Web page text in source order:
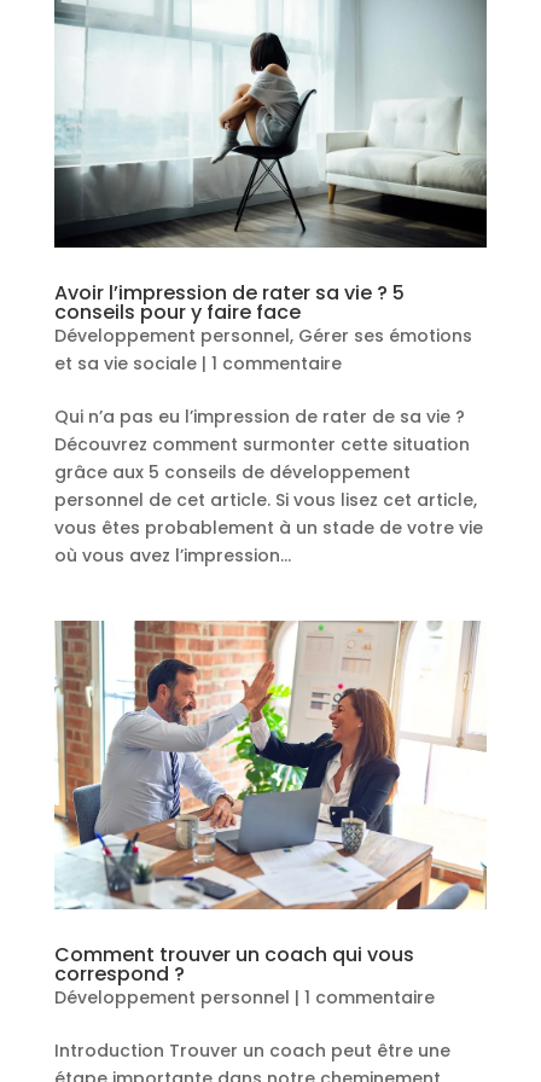
Avoir l’impression de rater sa vie ? 5
conseils pour y faire face
Développement personnel, Gérer ses émotions
et sa vie sociale| 1 commentaire
Qui n’a pas eu l’impression de rater de sa vie ?
Découvrez comment surmonter cette situation
grâce aux 5 conseils de développement
personnel de cet article. Si vous lisez cet article,
vous êtes probablement à un stade de votre vie
où vous avez l’impression...
Comment trouver un coach qui vous
correspond ?
Développement personnel | 1 commentaire
Introduction Trouver un coach peut être une